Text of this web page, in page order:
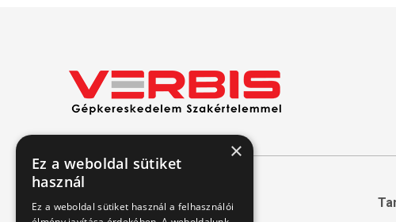
Kapcsolat
×
Ez a weboldal sütiket
használ
Ez a weboldal sütiket használ a felhasználói